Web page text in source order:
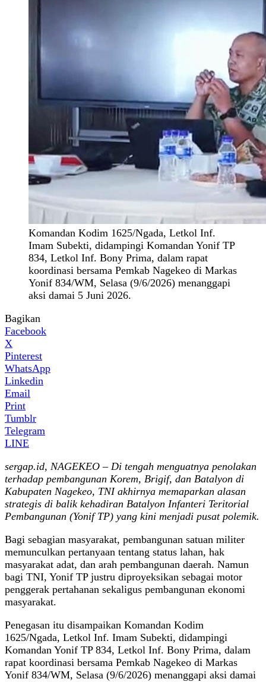
Komandan Kodim 1625/Ngada, Letkol Inf.
Imam Subekti, didampingi Komandan Yonif TP
834, Letkol Inf. Bony Prima, dalam rapat
koordinasi bersama Pemkab Nagekeo di Markas
Yonif 834/WM, Selasa (9/6/2026) menanggapi
aksi damai 5 Juni 2026.
Bagikan
Facebook
X
Pinterest
WhatsApp
Linkedin
Email
Print
Tumblr
Telegram
LINE
sergap.id, NAGEKEO – Di tengah menguatnya penolakan
terhadap pembangunan Korem, Brigif, dan Batalyon di
Kabupaten Nagekeo, TNI akhirnya memaparkan alasan
strategis di balik kehadiran Batalyon Infanteri Teritorial
Pembangunan (Yonif TP) yang kini menjadi pusat polemik.
Bagi sebagian masyarakat, pembangunan satuan militer
memunculkan pertanyaan tentang status lahan, hak
masyarakat adat, dan arah pembangunan daerah. Namun
bagi TNI, Yonif TP justru diproyeksikan sebagai motor
penggerak pertahanan sekaligus pembangunan ekonomi
masyarakat.
Penegasan itu disampaikan Komandan Kodim
1625/Ngada, Letkol Inf. Imam Subekti, didampingi
Komandan Yonif TP 834, Letkol Inf. Bony Prima, dalam
rapat koordinasi bersama Pemkab Nagekeo di Markas
Yonif 834/WM, Selasa (9/6/2026) menanggapi aksi damai